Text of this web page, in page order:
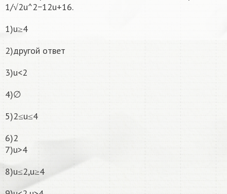
1/√2u^2−12u+16.
1)u≥4
2)другой ответ
3)u<2
4)∅
5)2≤u≤4
6)2
7)u>4
8)u≤2,u≥4